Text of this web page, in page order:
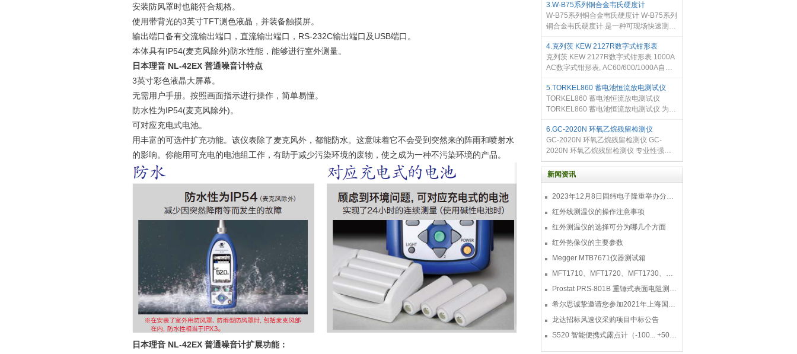
安装防风罩时也能符合规格。
使用带背光的3英寸TFT测色液晶，并装备触摸屏。
输出端口备有交流输出端口，直流输出端口，RS-232C输出端口及USB端口。
本体具有IP54(麦克风除外)防水性能，能够进行室外测量。
日本理音 NL-42EX 普通噪音计特点
3英寸彩色液晶大屏幕。
无需用户手册。按照画面指示进行操作，简单易懂。
防水性为IP54(麦克风除外)。
可对应充电式电池。
用丰富的可选件扩充功能。该仪表除了麦克风外，都能防水。这意味着它不会受到突然来的阵雨和喷射水
的影响。你能用可充电的电池组工作，有助于减少污染环境的废物，使之成为一种不污染环境的产品。
日本理音 NL-42EX 普通噪音计扩展功能：
方法的二和一便携式硬度计， SU-400便
携式超声波硬度计 不仅可以支持
3.W-B75系列铜合金韦氏硬度计
W-B75系列铜合金韦氏硬度计 W-B75系列
铜合金韦氏硬度计 是一种可现场快速测试
硬度值直接读出，效率高，可靠性好，符
合中国有色标准YS/T471-2
4.克列茨 KEW 2127R数字式钳形表
克列茨 KEW 2127R数字式钳形表 1000A
AC数字式钳形表, AC60/600/1000A自动
持 6000计数背光显示 33mm水滴形钳
头，便于在紧凑狭小的地方使用 便于单手
操
5.TORKEL860 蓄电池恒流放电测试仪
TORKEL860 蓄电池恒流放电测试仪
TORKEL860 蓄电池恒流放电测试仪 为需
统的工程师而设计，具有极佳的放电容
量、广泛的电压测量范围和出色的便携
6.GC-2020N 环氧乙烷残留检测仪
GC-2020N 环氧乙烷残留检测仪 GC-
2020N 环氧乙烷残留检测仪 专业性强，
可靠性高，测试数据精度高、性价比高，
仪器配置高灵敏度氢火焰离子化检测器
（FID）并具有自动点火功能。 GC-202
新闻资讯
2023年12月8日固纬电子隆重举办分销商答谢会，展示重磅新产品！
红外线测温仪的操作注意事项
红外测温仪的选择可分为哪几个方面
红外热像仪的主要参数
Megger MTB7671仪器测试箱
MFT1710、MFT1720、MFT1730、MFT1735多功能测试仪
Prostat PRS-801B 重锤式表面电阻测量仪
希尔思诚挚邀请您参加2021年上海国际压缩机及设
龙达招标风速仪采购项目中标公告
S520 智能便携式露点计（-100... +50 °C TD）